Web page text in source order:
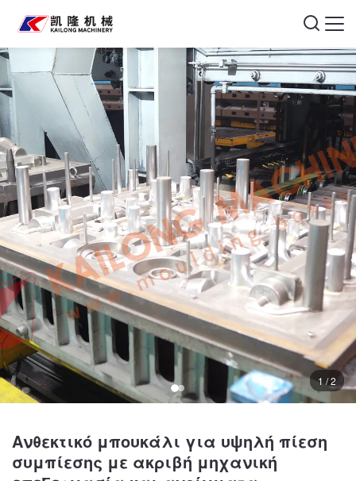
1 / 2
Ανθεκτικό μπουκάλι για υψηλή πίεση
συμπίεσης με ακριβή μηχανική